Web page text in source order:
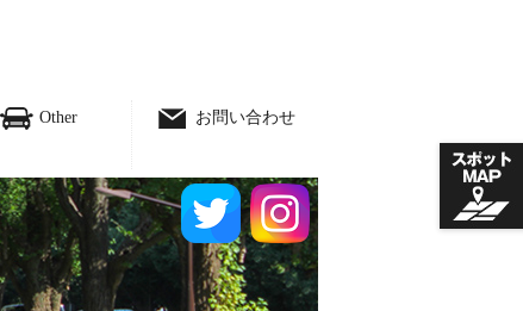
Other お問い合わせ